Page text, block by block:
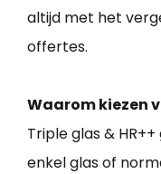
altijd met het
offertes.
Waarom kiezen
Triple glas &
enkel glas of